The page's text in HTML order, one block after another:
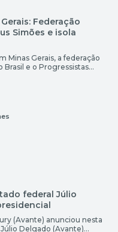
Federação
Simões e isola
Minas Gerais, a federação
Brasil e o Progressistas
federal Júlio
(Avante) anunciou nesta
Delgado (Avante)